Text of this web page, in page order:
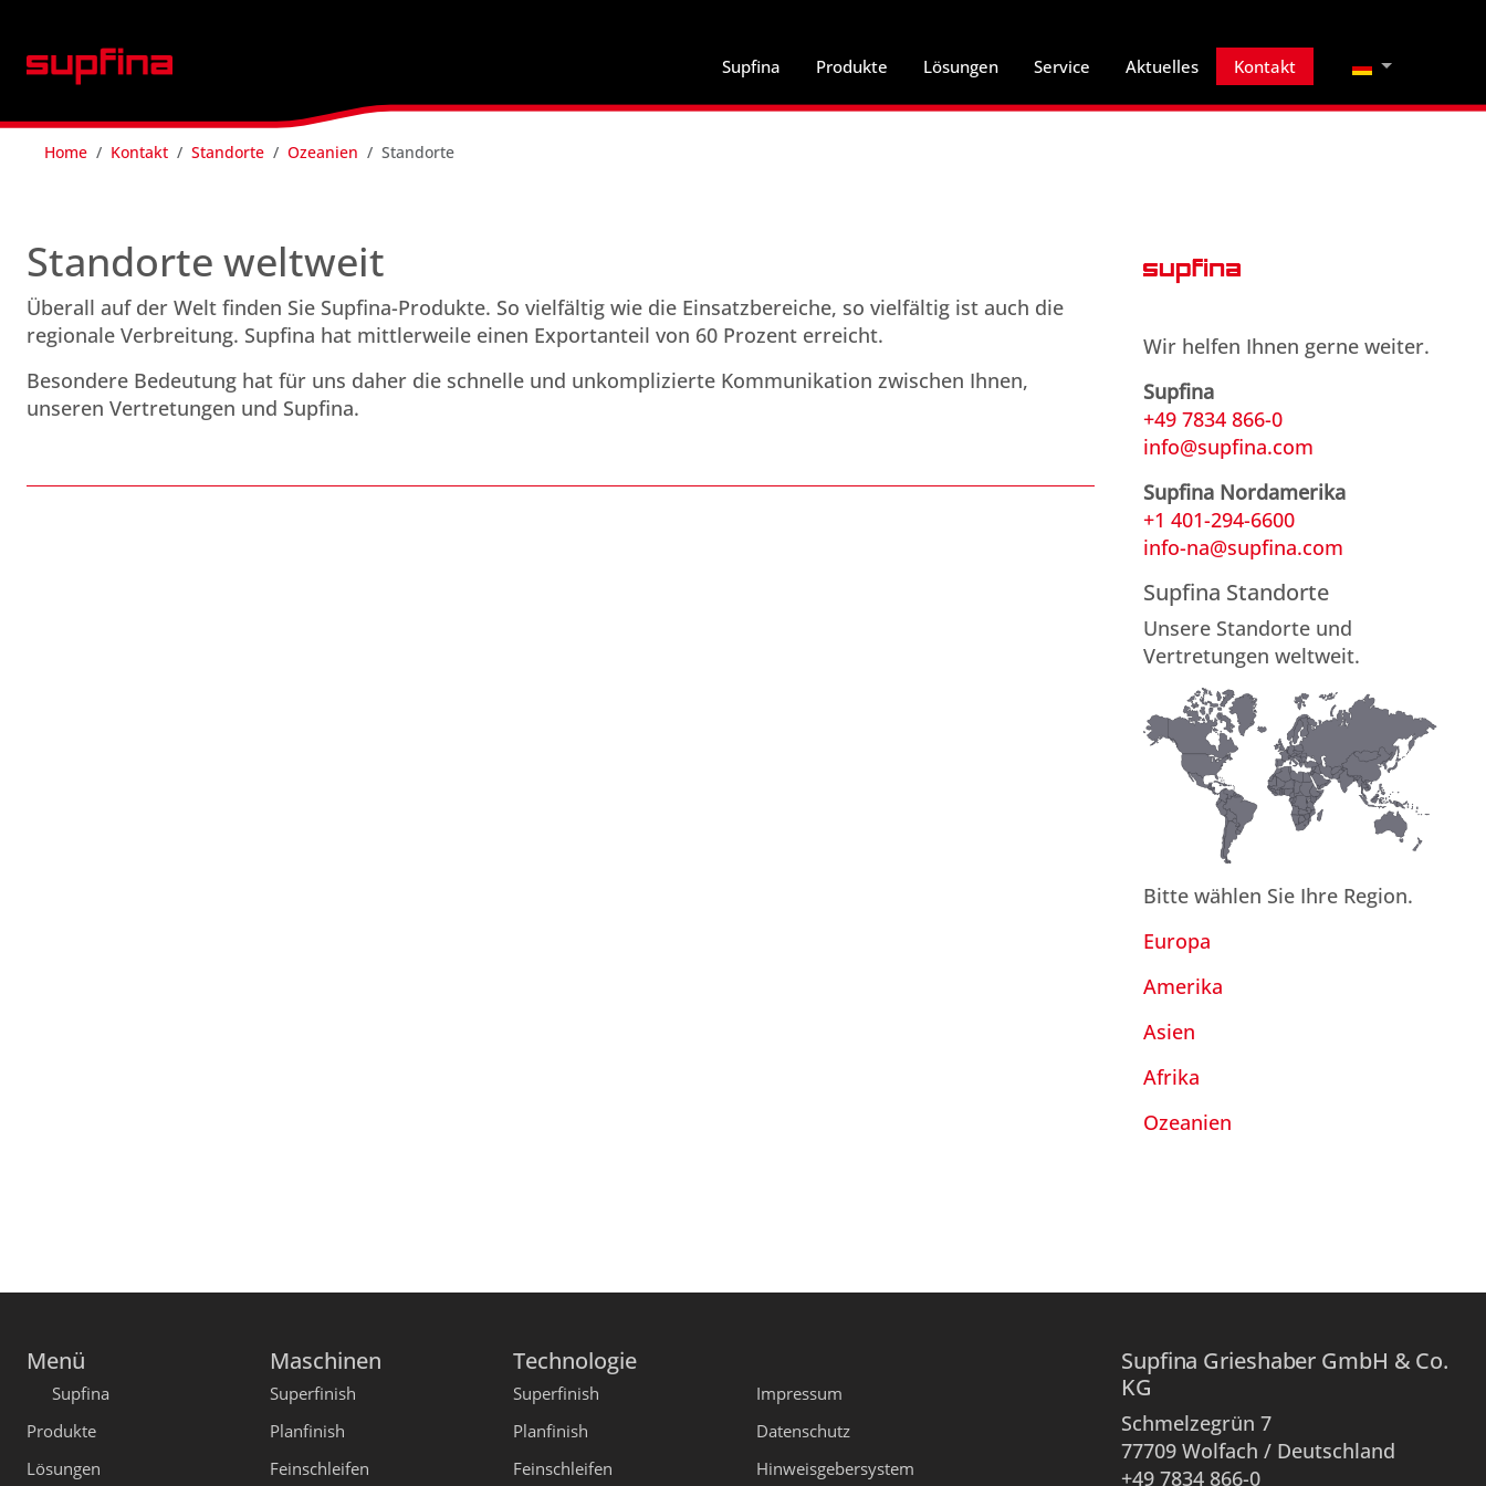
Supfina Produkte Lösungen Service Aktuelles Kontakt Sprache
Home Kontakt Standorte Ozeanien Standorte
Standorte weltweit
Überall auf der Welt finden Sie ­Supfina-Produkte. So vielfältig wie die Einsatzbereiche, so vielfältig ist auch die
regionale Verbreitung. Supfina hat mittlerweile einen Exportanteil von 60 Prozent erreicht.
Besondere Bedeutung hat für uns daher die schnelle und unkomplizierte Kommunikation zwischen Ihnen,
unseren Vertretungen und Supfina.
Wir helfen Ihnen gerne weiter.
Supfina
+49 7834 866-0
info@supfina.com
Supfina Nordamerika
+1 401-294-6600
info-na@supfina.com
Supfina Standorte
Unsere Standorte und
Vertretungen weltweit.
Bitte wählen Sie Ihre Region.
Europa
Amerika
Asien
Afrika
Ozeanien
Menü
Supfina
Produkte
Lösungen
Maschinen
Superfinish
Planfinish
Feinschleifen
Technologie
Superfinish
Planfinish
Feinschleifen
Impressum
Datenschutz
Hinweisgebersystem
Supfina Grieshaber GmbH & Co.
KG
Schmelzegrün 7
77709 Wolfach / Deutschland
+49 7834 866-0